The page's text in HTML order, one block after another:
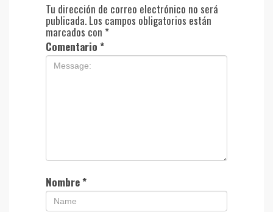
Tu dirección de correo electrónico no será
publicada. Los campos obligatorios están
marcados con *
Comentario *
Nombre*